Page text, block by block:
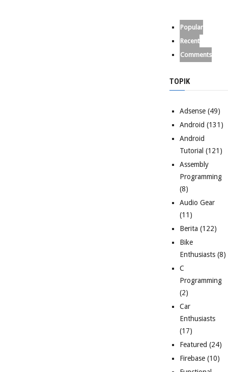
Popular
Recent
Comments
TOPIK
Adsense (49)
Android (131)
Android
Tutorial (121)
Assembly
Programming
(8)
Audio Gear
(11)
Berita (122)
Bike
Enthusiasts (8)
C
Programming
(2)
Car
Enthusiasts
(17)
Featured (24)
Firebase (10)